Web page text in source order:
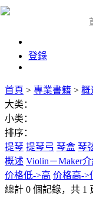
登錄
首頁 > 專業書籍 > 概
大类：
小类：
排序：
提琴 提琴弓 琴盒 琴
概述 Violin－Maker
价格低->高 价格高->
總計 0 個記錄，共 1